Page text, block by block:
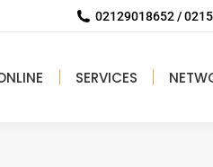
02129018652 /
SERVICES